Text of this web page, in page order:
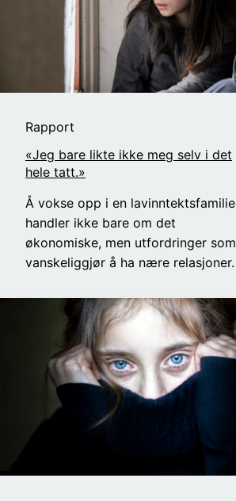
Rapport
«Jeg bare likte ikke meg selv i det
hele tatt.»
Å vokse opp i en lavinntektsfamilie
handler ikke bare om det
økonomiske, men utfordringer som
vanskeliggjør å ha nære relasjoner.